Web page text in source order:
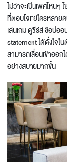
ไม่ว่าจะเป็นเพศไหน
ที่ตอบโจทย์ใครหลาย
เล่นเกม ดูซีรีส์ ช้อปอ
statement ได้ดั่งใจ
สามารถเลื่อนเข้าออ
อย่างสบายมากขึ้น